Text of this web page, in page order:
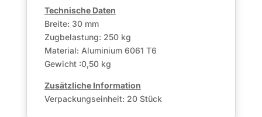
Technische Daten
Breite: 30 mm
Zugbelastung: 250 kg
Material: Aluminium 6061 T6
Gewicht :0,50 kg
Zusätzliche Information
Verpackungseinheit: 20 Stück